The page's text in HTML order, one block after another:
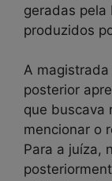
geradas pela
produzidos
A
posterior
que buscava
mencionar o
Para a juíza,